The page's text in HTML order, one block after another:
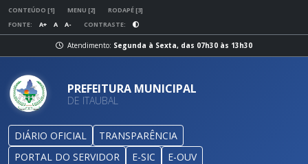
CONTEÚDO [1] MENU [2]
RODAPÉ [3]
FONTE:
A+ A A- CONTRASTE:
Atendimento: Segunda à Sexta, das 07h30 às 13h30
PREFEITURA MUNICIPAL
DE ITAUBAL
DIÁRIO OFICIAL
TRANSPARÊNCIA
PORTAL DO SERVIDOR
E-SIC E-OUV